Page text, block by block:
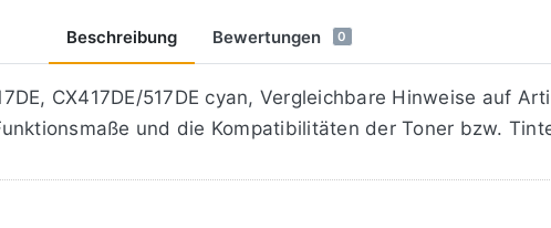
Beschreibung Bewertungen 0
CX417DE/517DE cyan, Vergleichbare Hinweise auf
und die Kompatibilitäten der Toner bzw.